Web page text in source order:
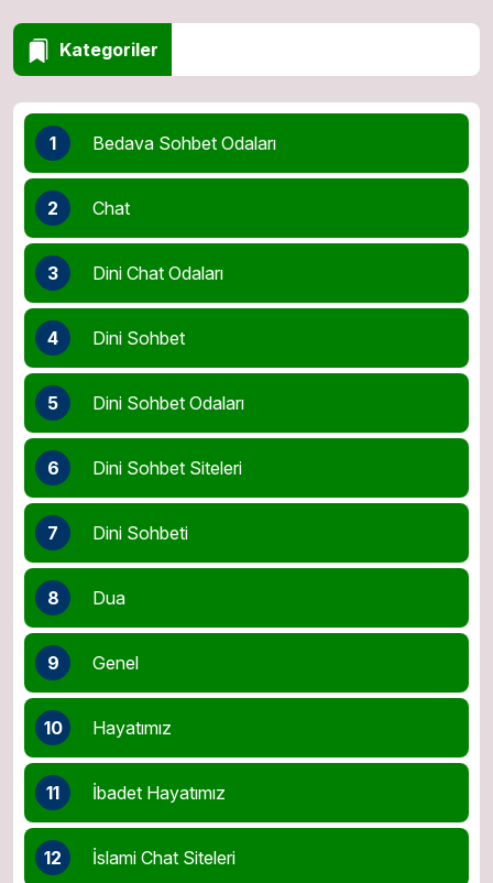
Kategoriler
1 Bedava Sohbet Odaları
2 Chat
3 Dini Chat Odaları
4 Dini Sohbet
5 Dini Sohbet Odaları
6 Dini Sohbet Siteleri
7 Dini Sohbeti
8 Dua
9 Genel
10 Hayatımız
11 İbadet Hayatımız
12 İslami Chat Siteleri